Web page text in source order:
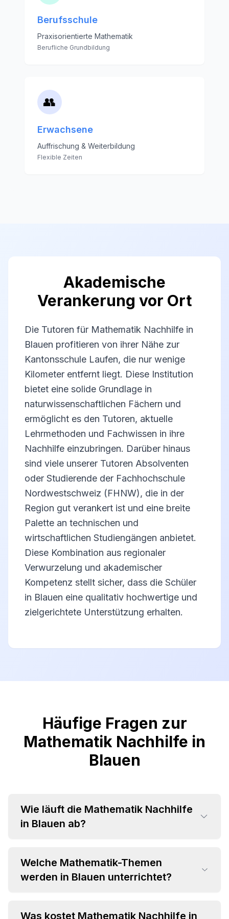
Berufsschule
Praxisorientierte Mathematik
Berufliche Grundbildung
👥
Erwachsene
Auffrischung & Weiterbildung
Flexible Zeiten
Akademische
Verankerung vor Ort
Die Tutoren für Mathematik Nachhilfe in
Blauen profitieren von ihrer Nähe zur
Kantonsschule Laufen, die nur wenige
Kilometer entfernt liegt. Diese Institution
bietet eine solide Grundlage in
naturwissenschaftlichen Fächern und
ermöglicht es den Tutoren, aktuelle
Lehrmethoden und Fachwissen in ihre
Nachhilfe einzubringen. Darüber hinaus
sind viele unserer Tutoren Absolventen
oder Studierende der Fachhochschule
Nordwestschweiz (FHNW), die in der
Region gut verankert ist und eine breite
Palette an technischen und
wirtschaftlichen Studiengängen anbietet.
Diese Kombination aus regionaler
Verwurzelung und akademischer
Kompetenz stellt sicher, dass die Schüler
in Blauen eine qualitativ hochwertige und
zielgerichtete Unterstützung erhalten.
Häufige Fragen zur
Mathematik Nachhilfe in
Blauen
Wie läuft die Mathematik Nachhilfe
in Blauen ab?
Welche Mathematik-Themen
werden in Blauen unterrichtet?
Was kostet Mathematik Nachhilfe in